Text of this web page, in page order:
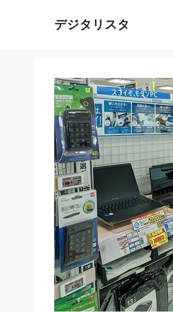
デジタリスタ